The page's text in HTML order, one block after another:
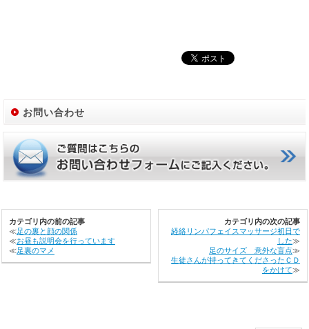
お問い合わせ
カテゴリ内の前の記事
≪足の裏と顔の関係
≪お昼も説明会を行っています
≪足裏のマメ
カテゴリ内の次の記事
経絡リンパフェイスマッサージ初日で
した≫
足のサイズ 意外な盲点≫
生徒さんが持ってきてくださったＣＤ
をかけて≫